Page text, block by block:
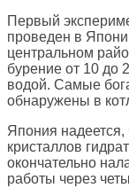
Первый
проведен в
центральном
бурение от 10 до
водой. Самые
обнаружены в
Япония
кристаллов
окончательно
работы через